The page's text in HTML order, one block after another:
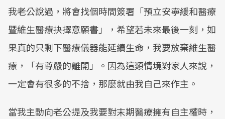
我老公說過，將會找個時間簽署「預立安寧緩和醫療
暨維生醫療抉擇意願書」，希望若未來最後一刻，如
果真的只剩下醫療儀器能延續生命，我要放棄維生醫
療，「有尊嚴的離開」。因為這類情境對家人來說，
一定會有很多的不捨，那麼就由我自己來作主。
當我主動向老公提及我要對末期醫療擁有自主權時，